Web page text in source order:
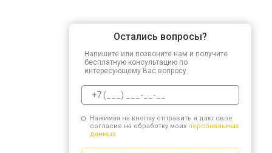
Остались вопросы?
Напишите или позвоните нам и получите
бесплатную консультацию по
интересующему Вас вопросу.
Нажимая на кнопку отправить я даю свое
согласие на обработку моих персональных
данных.